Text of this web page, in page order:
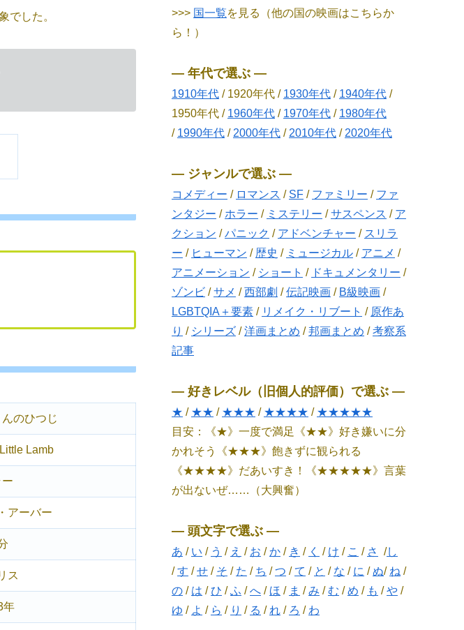
でした。
のひつじ
Lamb
アーバー
ス
年
>>> 国一覧を見る（他の国の映画はこちらか
ら！）
― 年代で選ぶ ―
1910年代 / 1920年代 / 1930年代 / 1940年代 /
1950年代 / 1960年代 / 1970年代 / 1980年代
/ 1990年代 / 2000年代 / 2010年代 / 2020年代
― ジャンルで選ぶ ―
コメディー / ロマンス / SF / ファミリー / ファ
ンタジー / ホラー / ミステリー /サスペンス / ア
クション /パニック / アドベンチャー / スリラ
ー / ヒューマン / 歴史 / ミュージカル / アニメ /
アニメーション / ショート / ドキュメンタリー /
ゾンビ /サメ /西部劇 /伝記映画 / B級映画 /
LGBTQIA＋要素 / リメイク・リブート / 原作あ
り / シリーズ /洋画まとめ /邦画まとめ /考察系
記事
― 好きレベル（旧個人的評価）で選ぶ ―
★ / ★★ / ★★★ / ★★★★ / ★★★★★
目安：《★》一度で満足《★★》好き嫌いに分
かれそう《★★★》飽きずに観られる
《★★★★》だあいすき！《★★★★★》言葉
が出ないぜ……（大興奮）
― 頭文字で選ぶ ―
あ / い / う / え / お /か / き / く / け / こ / さ /し
/す /せ / そ / た / ち /つ /て / と / な / に /ぬ/ ね /
の / は /ひ /ふ /へ / ほ / ま /み /む /め / も /や /
ゆ / よ / ら / り / る / れ / ろ / わ